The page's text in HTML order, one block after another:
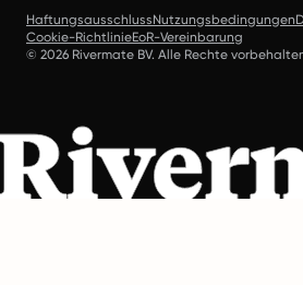
HaftungsausschlussNutzungsbedingungen
Cookie-RichtlinieEoR-Vereinbarung
© 2026 Rivermate BV. Alle Rechte